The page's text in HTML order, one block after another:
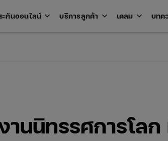
ะกันออนไลน์ keyboard_arrow_down Open
บริการลูกค้า keyboard_arrow_down Open
เคลม keyboard_arrow_down Open
บทค
านนิทรรศการโล